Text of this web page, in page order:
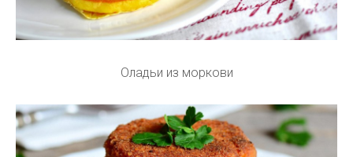
Оладьи из моркови